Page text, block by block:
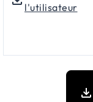
l'utilisateur